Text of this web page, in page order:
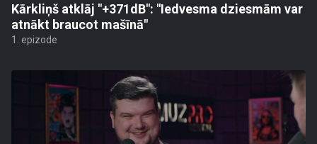
Kārkliņš atklāj "+371dB": "Iedvesma dziesmām var
atnākt braucot mašīnā"
1. epizode